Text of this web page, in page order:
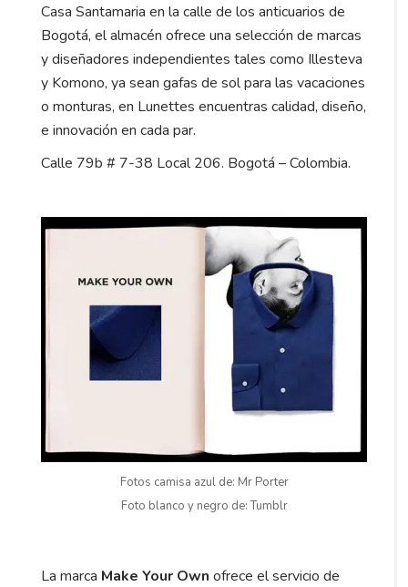
Casa Santamaria en la calle de los anticuarios de
Bogotá, el almacén ofrece una selección de marcas
y diseñadores independientes tales como Illesteva
y Komono, ya sean gafas de sol para las vacaciones
o monturas, en Lunettes encuentras calidad, diseño,
e innovación en cada par.
Calle 79b # 7-38 Local 206. Bogotá – Colombia.
Fotos camisa azul de: Mr Porter
Foto blanco y negro de: Tumblr
La marca Make Your Own ofrece el servicio de